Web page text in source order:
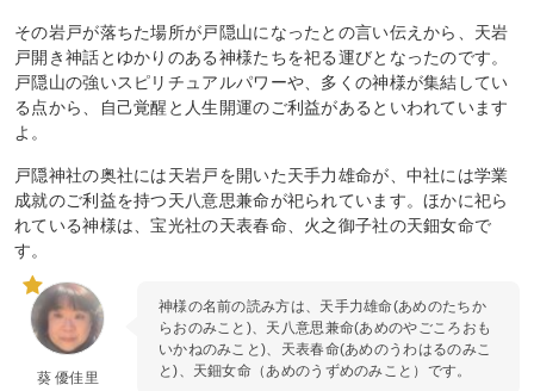
その岩戸が落ちた場所が戸隠山になったとの言い伝えから、天岩
戸開き神話とゆかりのある神様たちを祀る運びとなったのです。
戸隠山の強いスピリチュアルパワーや、多くの神様が集結してい
る点から、自己覚醒と人生開運のご利益があるといわれています
よ。
戸隠神社の奥社には天岩戸を開いた天手力雄命が、中社には学業
成就のご利益を持つ天八意思兼命が祀られています。ほかに祀ら
れている神様は、宝光社の天表春命、火之御子社の天鈿女命で
す。
葵 優佳里
神様の名前の読み方は、天手力雄命(あめのたちか
らおのみこと)、天八意思兼命(あめのやごころおも
いかねのみこと)、天表春命(あめのうわはるのみこ
と)、天鈿女命（あめのうずめのみこと）です。